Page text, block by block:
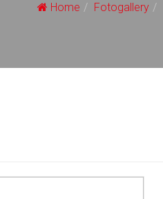
Home Fotogallery